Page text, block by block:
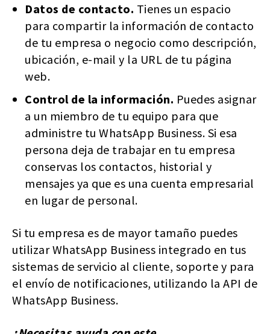
Datos de contacto. Tienes un espacio
para compartir la información de contacto
de tu empresa o negocio como descripción,
ubicación, e-mail y la URL de tu página
web.
Control de la información. Puedes asignar
a un miembro de tu equipo para que
administre tu WhatsApp Business. Si esa
persona deja de trabajar en tu empresa
conservas los contactos, historial y
mensajes ya que es una cuenta empresarial
en lugar de personal.
Si tu empresa es de mayor tamaño puedes
utilizar WhatsApp Business integrado en tus
sistemas de servicio al cliente, soporte y para
el envío de notificaciones, utilizando la API de
WhatsApp Business.